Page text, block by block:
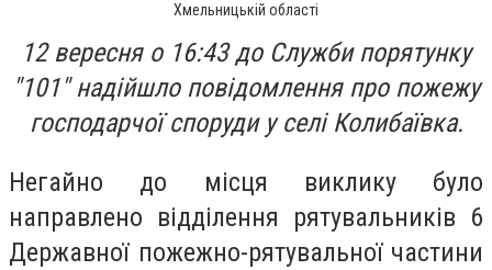
Хмельницькій області
12 вересня о 16:43 до Служби порятунку
"101" надійшло повідомлення про пожежу
господарчої споруди у селі Колибаївка.
Негайно до місця виклику було
направлено відділення рятувальників 6
Державної пожежно-рятувальної частини